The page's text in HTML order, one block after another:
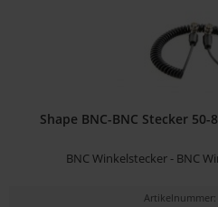
Shape BNC-BNC Stecker
BNC Winkelstecker - BNC
Artikelnummer: